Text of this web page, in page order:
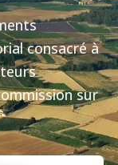
consacré à
sur